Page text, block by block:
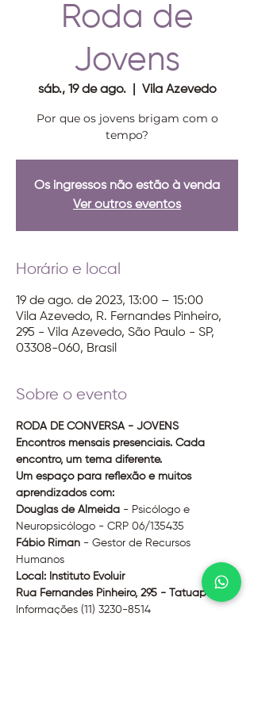
Roda de
Jovens
sáb., 19 de ago.
  |
Vila Azevedo
Por que os jovens brigam com o
tempo?
Os ingressos não estão à venda
Ver outros eventos
Horário e local
19 de ago. de 2023, 13:00 – 15:00
Vila Azevedo, R. Fernandes Pinheiro,
295 - Vila Azevedo, São Paulo - SP,
03308-060, Brasil
Sobre o evento
RODA DE CONVERSA - JOVENS
Encontros mensais presenciais. Cada
encontro, um tema diferente.
Um espaço para reflexão e muitos
aprendizados com:
Douglas de Almeida - Psicólogo e
Neuropsicólogo - CRP 06/135435
Fábio Riman - Gestor de Recursos
Humanos
Local: Instituto Evoluir
Rua Fernandes Pinheiro, 295 - Tatuapé - SP
Informações (11) 3230-8514